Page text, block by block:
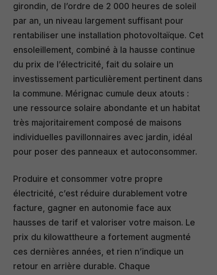
girondin, de l’ordre de 2 000 heures de soleil
par an, un niveau largement suffisant pour
rentabiliser une installation photovoltaïque. Cet
ensoleillement, combiné à la hausse continue
du prix de l’électricité, fait du solaire un
investissement particulièrement pertinent dans
la commune. Mérignac cumule deux atouts :
une ressource solaire abondante et un habitat
très majoritairement composé de maisons
individuelles pavillonnaires avec jardin, idéal
pour poser des panneaux et autoconsommer.
Produire et consommer votre propre
électricité, c’est réduire durablement votre
facture, gagner en autonomie face aux
hausses de tarif et valoriser votre maison. Le
prix du kilowattheure a fortement augmenté
ces dernières années, et rien n’indique un
retour en arrière durable. Chaque